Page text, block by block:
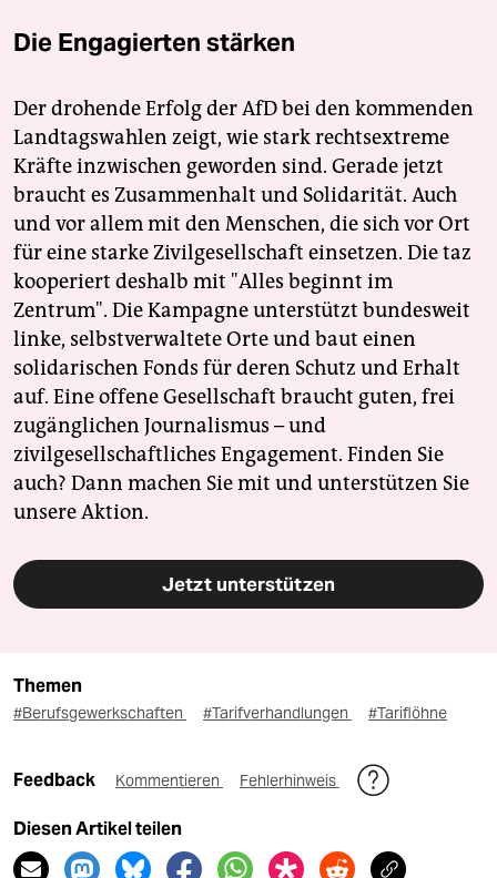
Die Engagierten stärken
Der drohende Erfolg der AfD bei den kommenden
Landtagswahlen zeigt, wie stark rechtsextreme
Kräfte inzwischen geworden sind. Gerade jetzt
braucht es Zusammenhalt und Solidarität. Auch
und vor allem mit den Menschen, die sich vor Ort
für eine starke Zivilgesellschaft einsetzen. Die taz
kooperiert deshalb mit "Alles beginnt im
Zentrum". Die Kampagne unterstützt bundesweit
linke, selbstverwaltete Orte und baut einen
solidarischen Fonds für deren Schutz und Erhalt
auf. Eine offene Gesellschaft braucht guten, frei
zugänglichen Journalismus – und
zivilgesellschaftliches Engagement. Finden Sie
auch? Dann machen Sie mit und unterstützen Sie
unsere Aktion.
Jetzt unterstützen
Themen
#Berufsgewerkschaften #Tarifverhandlungen #Tariflöhne
Feedback Kommentieren Fehlerhinweis
Diesen Artikel teilen